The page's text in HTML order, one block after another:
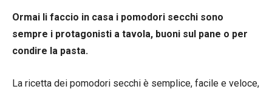
Ormai li faccio in casa i pomodori secchi sono
sempre i protagonisti a tavola, buoni sul pane o per
condire la pasta.
La ricetta dei pomodori secchi è semplice, facile e veloce,